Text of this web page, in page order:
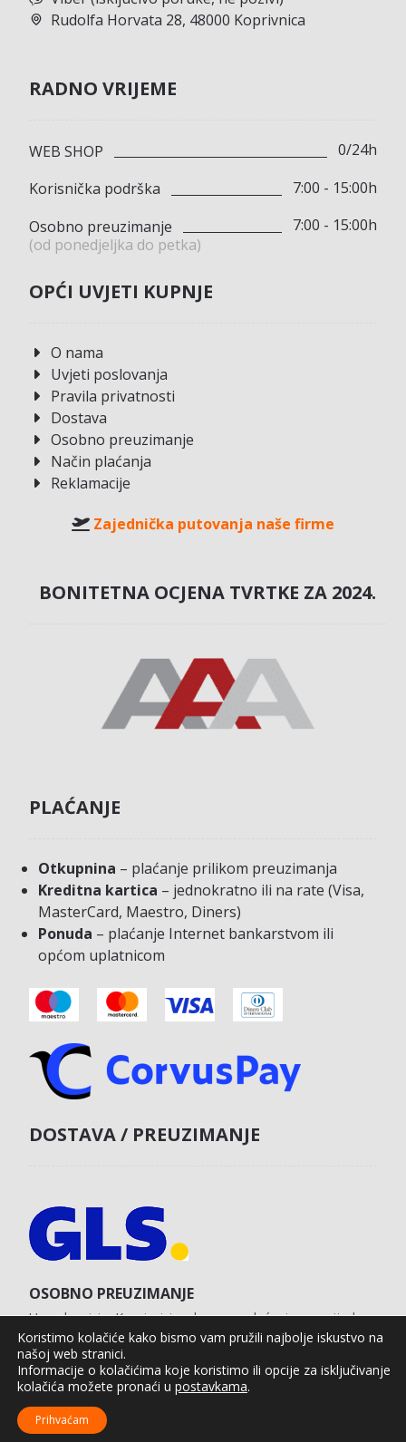
Rudolfa Horvata 28, 48000 Koprivnica
RADNO VRIJEME
WEB SHOP
0/24h
Korisnička podrška
7:00 - 15:00h
Osobno preuzimanje
(od ponedjeljka do petka)
7:00 - 15:00h
OPĆI UVJETI KUPNJE
O nama
Uvjeti poslovanja
Pravila privatnosti
Dostava
Osobno preuzimanje
Način plaćanja
Reklamacije
Zajednička putovanja naše firme
BONITETNA OCJENA TVRTKE ZA 2024.
PLAĆANJE
Otkupnina – plaćanje prilikom preuzimanja
Kreditna kartica – jednokratno ili na rate (Visa,
MasterCard, Maestro, Diners)
Ponuda – plaćanje Internet bankarstvom ili
općom uplatnicom
DOSTAVA / PREUZIMANJE
OSOBNO PREUZIMANJE
U poslovnici u Koprivnici s obvezom plaćanja unaprijed
karticom na web shopu.
Agro Moto Shop © 2025. Izrada web shopa:
Koristimo kolačiće kako bismo vam pružili najbolje iskustvo na
našoj web stranici.
Informacije o kolačićima koje koristimo ili opcije za isključivanje
kolačića možete pronaći u postavkama.
Prihvaćam